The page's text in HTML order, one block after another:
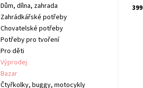
Dům, dílna, zahrada
Zahrádkářské potřeby
Chovatelské potřeby
Potřeby pro tvoření
Pro děti
Výprodej
Bazar
Čtyřkolky, buggy, motocykly